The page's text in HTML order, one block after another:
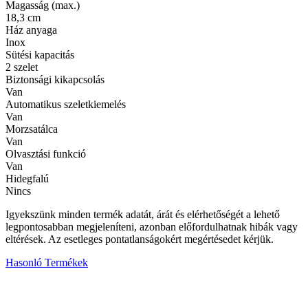
Magasság (max.)
18,3 cm
Ház anyaga
Inox
Sütési kapacitás
2 szelet
Biztonsági kikapcsolás
Van
Automatikus szeletkiemelés
Van
Morzsatálca
Van
Olvasztási funkció
Van
Hidegfalú
Nincs
Igyekszünk minden termék adatát, árát és elérhetőségét a lehető
legpontosabban megjeleníteni, azonban előfordulhatnak hibák vagy
eltérések. Az esetleges pontatlanságokért megértésedet kérjük.
Hasonló Termékek